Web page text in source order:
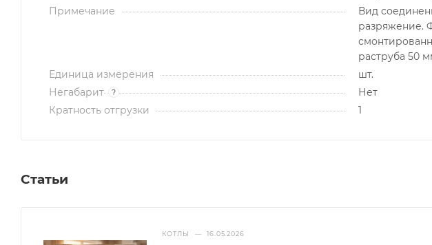
Примечание
Вид
разряжение.
раструба 50
Единица измерения
шт.
Негабарит
?
Нет
Кратность отгрузки
1
Статьи
КОТЛЫ — 16.05.2026